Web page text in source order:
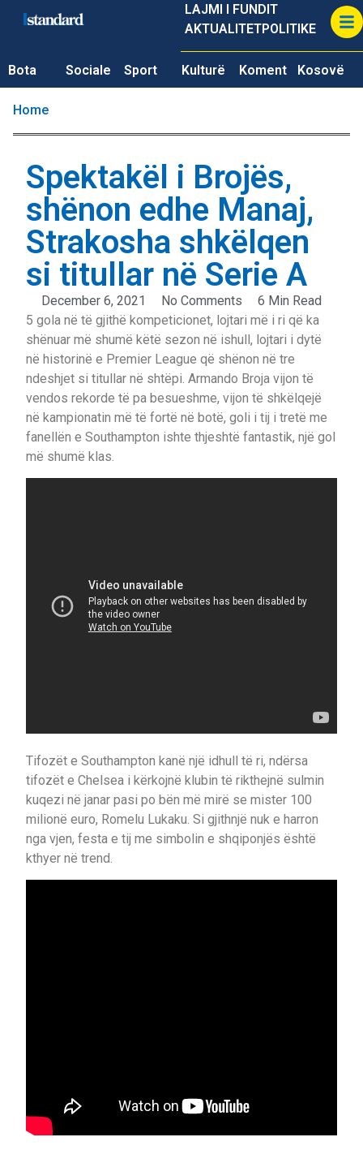
LAJMI I FUNDIT
AKTUALITETPOLITIKE
Bota Sociale Sport Kulturë Koment Kosovë
Home
Spektakël i Brojës,
shënon edhe Manaj,
Strakosha shkëlqen
si titullar në Serie A
December 6, 2021 No Comments
6 Min Read
5 gola në të gjithë kompeticionet, lojtari më i ri që ka
shënuar më shumë këtë sezon në ishull, lojtari i dytë
në historinë e Premier League që shënon në tre
ndeshjet si titullar në shtëpi. Armando Broja vijon të
vendos rekorde të pa besueshme, vijon të shkëlqejë
në kampionatin më të fortë në botë, goli i tij i tretë me
fanellën e Southampton ishte thjeshtë fantastik, një gol
më shumë klas.
Tifozët e Southampton kanë një idhull të ri, ndërsa
tifozët e Chelsea i kërkojnë klubin të rikthejnë sulmin
kuqezi në janar pasi po bën më mirë se mister 100
milionë euro, Romelu Lukaku. Si gjithnjë nuk e harron
nga vjen, festa e tij me simbolin e shqiponjës është
kthyer në trend.